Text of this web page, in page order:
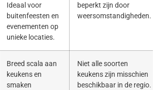
Ideaal voor
buitenfeesten en
evenementen op
unieke locaties.
beperkt zijn door
weersomstandigheden.
Breed scala aan
keukens en
smaken
Niet alle soorten
keukens zijn misschien
beschikbaar in de regio.